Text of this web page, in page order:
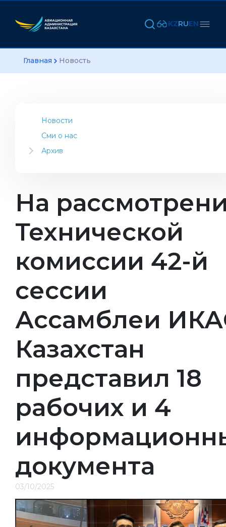
KZRUEN
Главная Новость
Новости
Сми о нас
Архив
2020
На
Технической
комиссии 42-й
сессии
Ассамблеи
Казахстан
представил 18
рабочих и 4
документа
03/10/2025